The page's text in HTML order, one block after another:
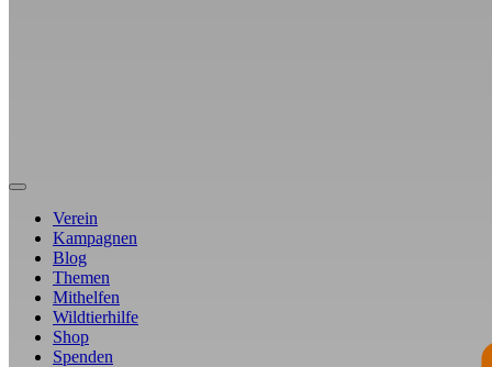
Verein
Kampagnen
Blog
Themen
Mithelfen
Wildtierhilfe
Shop
Spenden